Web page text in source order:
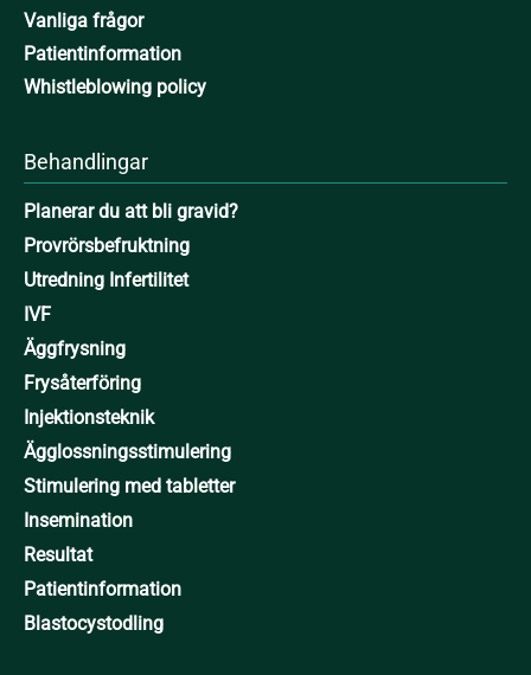
Vanliga frågor
Patientinformation
Whistleblowing policy
Behandlingar
Planerar du att bli gravid?
Provrörsbefruktning
Utredning Infertilitet
IVF
Äggfrysning
Frysåterföring
Injektionsteknik
Ägglossningsstimulering
Stimulering med tabletter
Insemination
Resultat
Patientinformation
Blastocystodling